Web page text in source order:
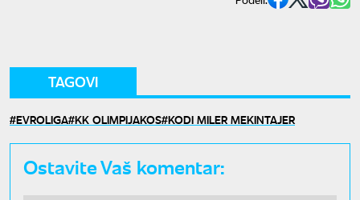
TAGOVI
EVROLIGA KK OLIMPIJAKOS KODI MILER MEKINTAJER
Ostavite Vaš komentar: